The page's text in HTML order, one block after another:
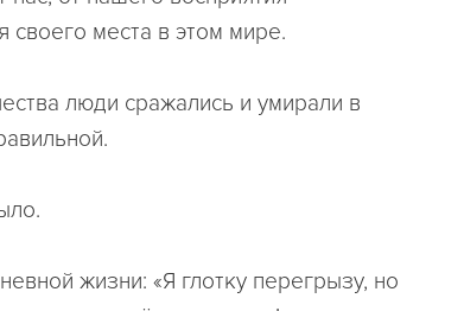
места в этом мире.
люди сражались и умирали в
жизни: «Я глотку перегрызу, но